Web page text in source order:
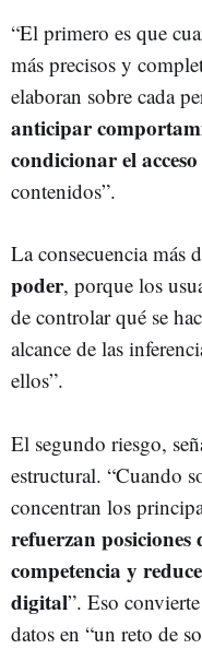
“El primero es que
más precisos y
elaboran sobre cada
anticipar
condicionar el
contenidos”.
La consecuencia más
poder, porque los
de controlar qué se
alcance de las
ellos”.
El segundo riesgo,
estructural. “Cuando
concentran los
refuerzan
competencia y
digital”. Eso
datos en “un reto de